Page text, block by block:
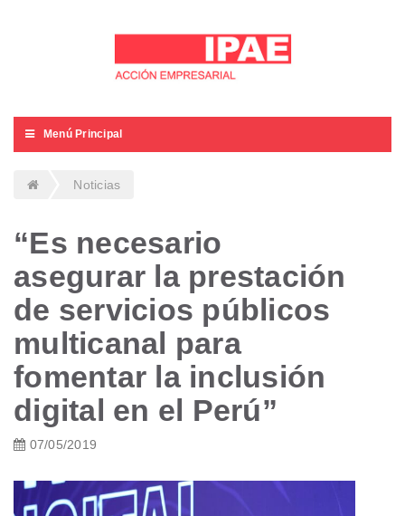
Menú Principal
Noticias
“Es necesario
asegurar la prestación
de servicios públicos
multicanal para
fomentar la inclusión
digital en el Perú”
07/05/2019